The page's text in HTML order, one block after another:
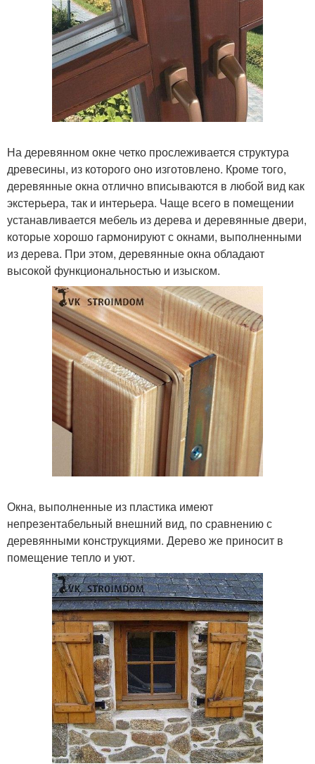
На деревянном окне четко прослеживается структура
древесины, из которого оно изготовлено. Кроме того,
деревянные окна отлично вписываются в любой вид как
экстерьера, так и интерьера. Чаще всего в помещении
устанавливается мебель из дерева и деревянные двери,
которые хорошо гармонируют с окнами, выполненными
из дерева. При этом, деревянные окна обладают
высокой функциональностью и изыском.
Окна, выполненные из пластика имеют
непрезентабельный внешний вид, по сравнению с
деревянными конструкциями. Дерево же приносит в
помещение тепло и уют.